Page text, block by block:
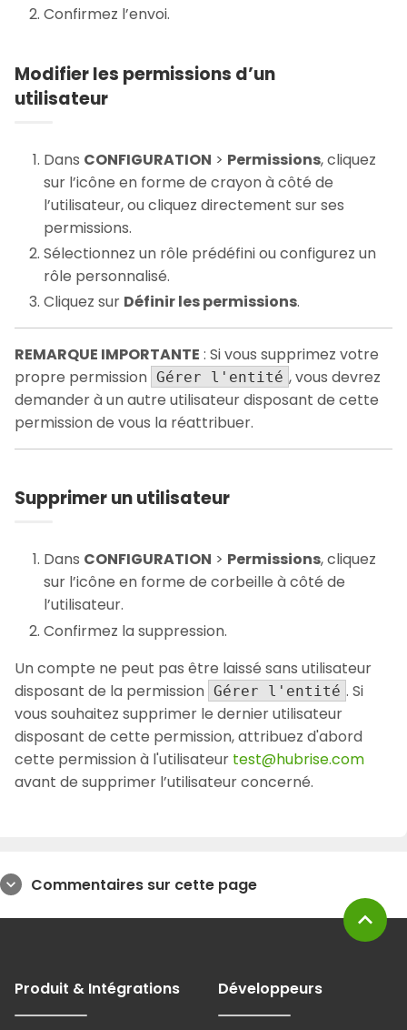
Confirmez l’envoi.
Modifier les permissions d’un
utilisateur
Dans CONFIGURATION > Permissions, cliquez
sur l’icône en forme de crayon à côté de
l’utilisateur, ou cliquez directement sur ses
permissions.
Sélectionnez un rôle prédéfini ou configurez un
rôle personnalisé.
Cliquez sur Définir les permissions.
REMARQUE IMPORTANTE : Si vous supprimez votre
propre permission Gérer l'entité , vous devrez
demander à un autre utilisateur disposant de cette
permission de vous la réattribuer.
Supprimer un utilisateur
Dans CONFIGURATION > Permissions, cliquez
sur l’icône en forme de corbeille à côté de
l’utilisateur.
Confirmez la suppression.
Un compte ne peut pas être laissé sans utilisateur
disposant de la permission Gérer l'entité . Si
vous souhaitez supprimer le dernier utilisateur
disposant de cette permission, attribuez d'abord
cette permission à l'utilisateur test@hubrise.com
avant de supprimer l’utilisateur concerné.
expand_more Commentaires sur cette page
Produit & Intégrations Développeurs
expand_less